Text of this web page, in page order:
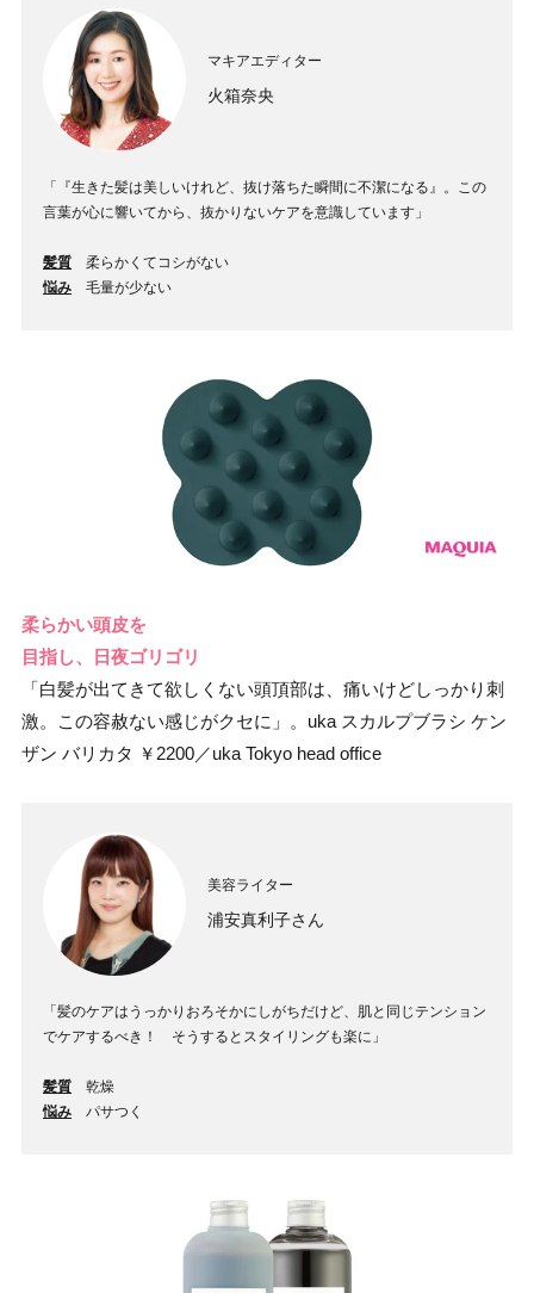
マキアエディター
火箱奈央
「『生きた髪は美しいけれど、抜け落ちた瞬間に不潔になる』。この
言葉が心に響いてから、抜かりないケアを意識しています」
髪質 柔らかくてコシがない
悩み 毛量が少ない
柔らかい頭皮を
目指し、日夜ゴリゴリ
「白髪が出てきて欲しくない頭頂部は、痛いけどしっかり刺
激。この容赦ない感じがクセに」。uka スカルプブラシ ケン
ザン バリカタ ￥2200／uka Tokyo head office
美容ライター
浦安真利子さん
「髪のケアはうっかりおろそかにしがちだけど、肌と同じテンション
でケアするべき！ そうするとスタイリングも楽に」
髪質 乾燥
悩み パサつく